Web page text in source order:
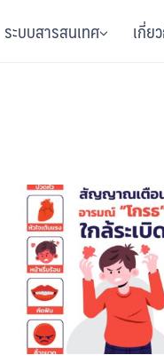
ระบบสารสนเทศ เกี่ย